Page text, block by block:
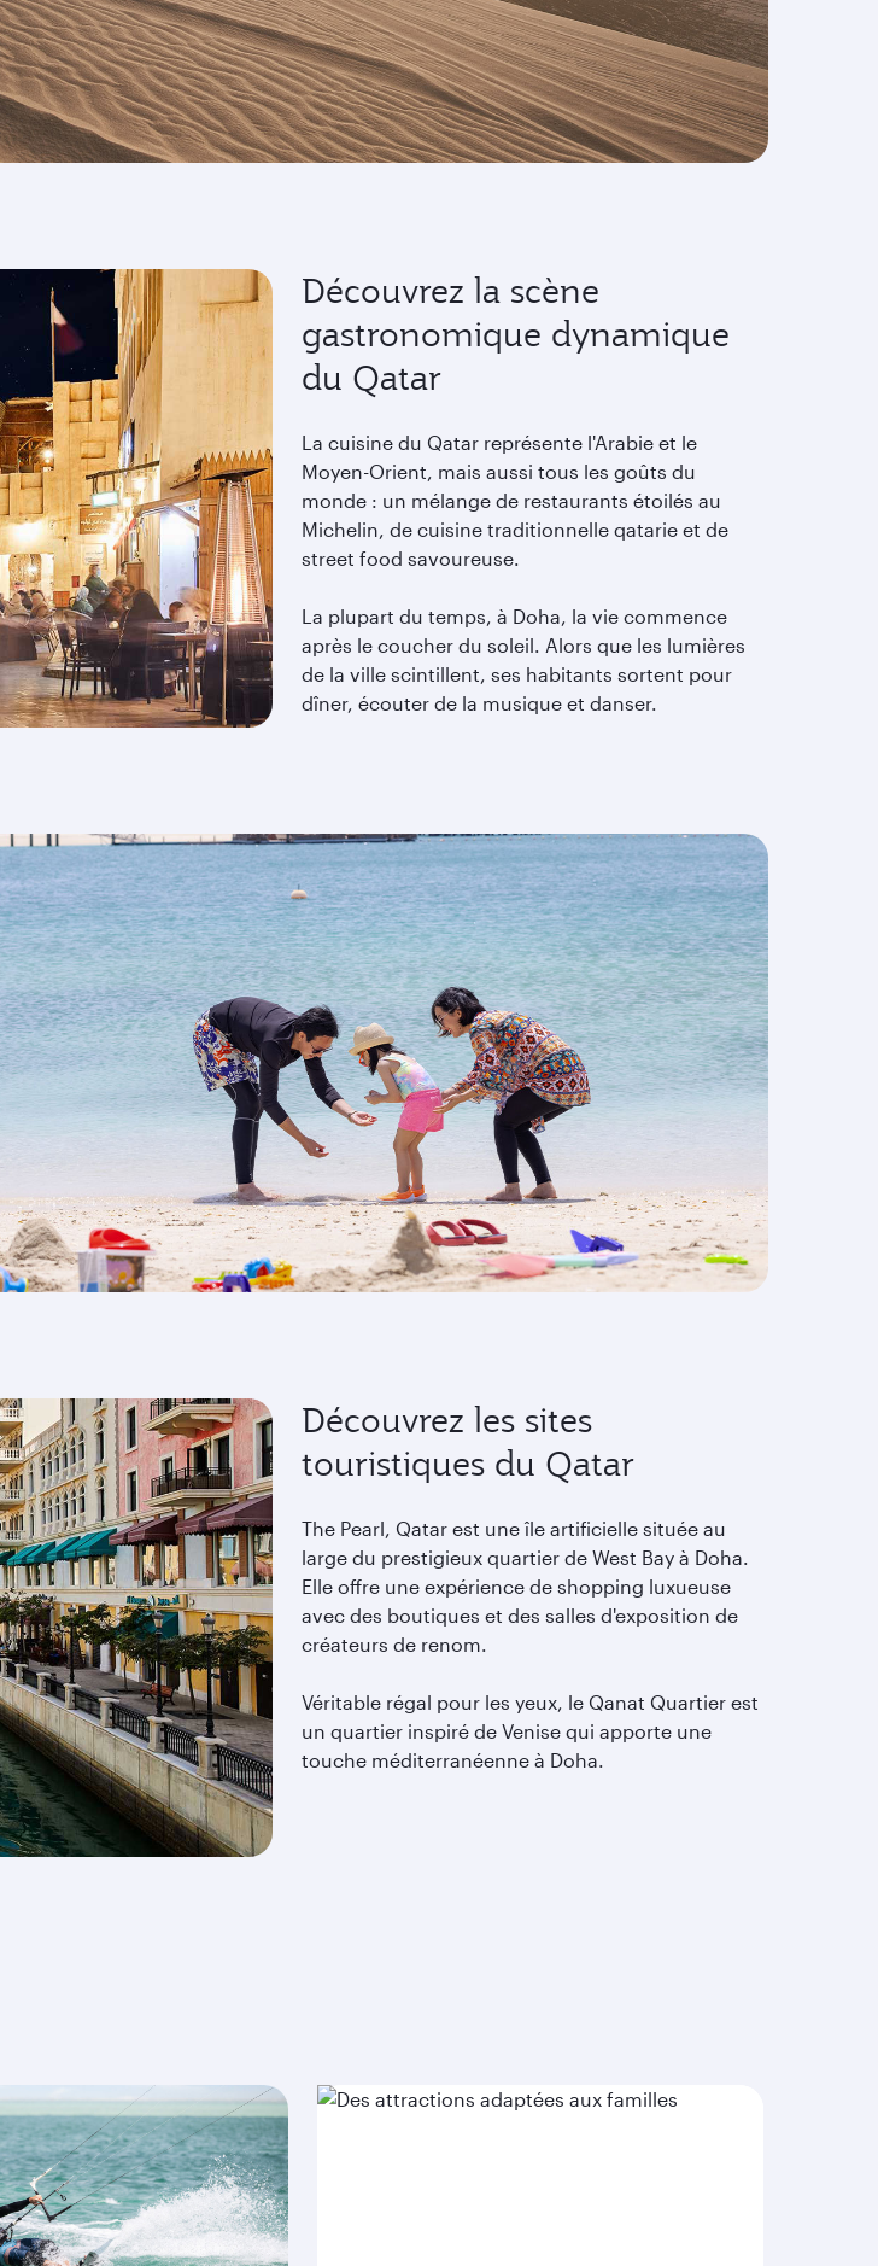
Découvrez la scène
gastronomique dynamique
du Qatar
La cuisine du Qatar représente l'Arabie et le
Moyen-Orient, mais aussi tous les goûts du
monde : un mélange de restaurants étoilés au
Michelin, de cuisine traditionnelle qatarie et de
street food savoureuse.
La plupart du temps, à Doha, la vie commence
après le coucher du soleil. Alors que les lumières
de la ville scintillent, ses habitants sortent pour
dîner, écouter de la musique et danser.
Découvrez les sites
touristiques du Qatar
The Pearl, Qatar est une île artificielle située au
large du prestigieux quartier de West Bay à Doha.
Elle offre une expérience de shopping luxueuse
avec des boutiques et des salles d'exposition de
créateurs de renom.
Véritable régal pour les yeux, le Qanat Quartier est
un quartier inspiré de Venise qui apporte une
touche méditerranéenne à Doha.